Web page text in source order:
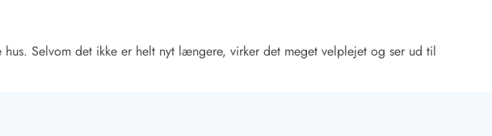
Selvom det ikke er helt nyt længere, virker det meget velplejet og ser ud til